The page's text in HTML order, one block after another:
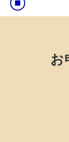
お